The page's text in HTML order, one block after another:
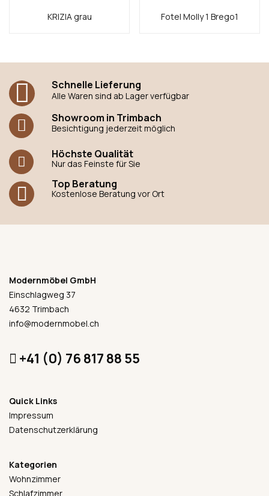
KRIZIA grau Fotel Molly 1 Brego1
Schnelle Lieferung
Alle Waren sind ab Lager verfügbar
Showroom in Trimbach
Besichtigung jederzeit möglich
Höchste Qualität
Nur das Feinste für Sie
Top Beratung
Kostenlose Beratung vor Ort
Modernmöbel GmbH
Einschlagweg 37
4632 Trimbach
info@modernmobel.ch
+41 (0) 76 817 88 55
Quick Links
Impressum
Datenschutzerklärung
Kategorien
Wohnzimmer
Schlafzimmer